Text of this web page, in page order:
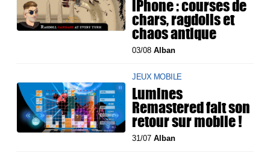
iPhone : courses de
chars, ragdolls et
chaos antique
03/08Alban
JEUX MOBILE
Lumines
Remastered fait son
retour sur mobile !
31/07Alban